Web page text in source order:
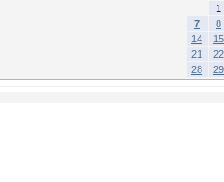
1
7
8
14
15
21
22
28
29